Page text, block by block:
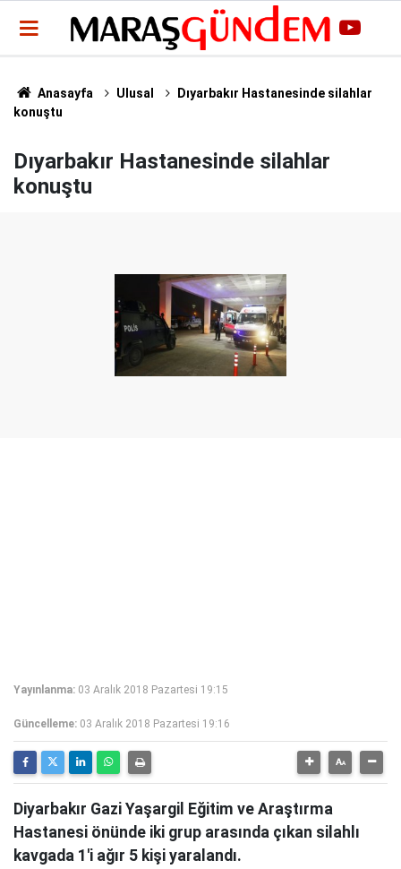
Anasayfa Ulusal
Dıyarbakır Hastanesinde silahlar
konuştu
Dıyarbakır Hastanesinde silahlar
konuştu
Yayınlanma: 03 Aralık 2018 Pazartesi 19:15
Güncelleme: 03 Aralık 2018 Pazartesi 19:16
Diyarbakır Gazi Yaşargil Eğitim ve Araştırma
Hastanesi önünde iki grup arasında çıkan silahlı
kavgada 1'i ağır 5 kişi yaralandı.